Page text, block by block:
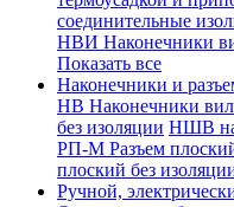
соединительные
НВИ Наконечники
Показать все
Наконечники и
НВ Наконечники
без изоляции НШВ
РП-М Разъем
плоский без
Ручной,